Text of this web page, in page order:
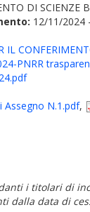
DI SCIENZE
12/11/2024
IL
PNRR
N.1.pdf,
i titolari di
dalla data di